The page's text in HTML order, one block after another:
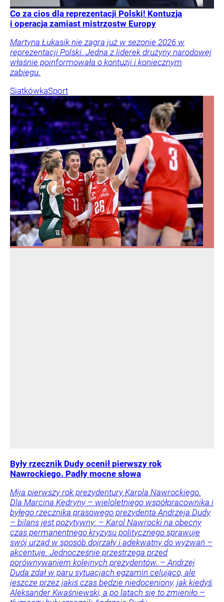
Co za cios dla reprezentacji Polski! Kontuzja
i operacja zamiast mistrzostw Europy
Martyna Łukasik nie zagra już w sezonie 2026 w
reprezentacji Polski. Jedna z liderek drużyny narodowej
właśnie poinformowała o kontuzji i koniecznym
zabiegu.
SiatkówkaSport
Były rzecznik Dudy ocenił pierwszy rok
Nawrockiego. Padły mocne słowa
Mija pierwszy rok prezydentury Karola Nawrockiego.
Dla Marcina Kędryny – wieloletniego współpracownika i
byłego rzecznika prasowego prezydenta Andrzeja Dudy
– bilans jest pozytywny: – Karol Nawrocki na obecny
czas permanentnego kryzysu politycznego sprawuje
swój urząd w sposób dojrzały i adekwatny do wyzwań –
akcentuje. Jednocześnie przestrzega przed
porównywaniem kolejnych prezydentów. – Andrzej
Duda zdał w paru sytuacjach egzamin celująco, ale
jeszcze przez jakiś czas będzie niedoceniony, jak kiedyś
Aleksander Kwaśniewski, a po latach się to zmieniło –